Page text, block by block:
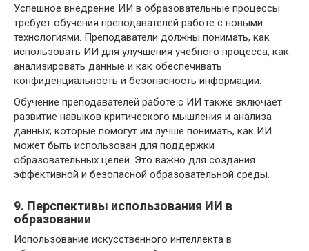
Успешное внедрение ИИ в образовательные процессы
требует обучения преподавателей работе с новыми
технологиями. Преподаватели должны понимать, как
использовать ИИ для улучшения учебного процесса, как
анализировать данные и как обеспечивать
конфиденциальность и безопасность информации.
Обучение преподавателей работе с ИИ также включает
развитие навыков критического мышления и анализа
данных, которые помогут им лучше понимать, как ИИ
может быть использован для поддержки
образовательных целей. Это важно для создания
эффективной и безопасной образовательной среды.
9. Перспективы использования ИИ в
образовании
Использование искусственного интеллекта в